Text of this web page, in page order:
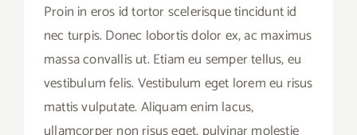
Proin in eros id tortor scelerisque tincidunt id
nec turpis. Donec lobortis dolor ex, ac maximus
massa convallis ut. Etiam eu semper tellus, eu
vestibulum felis. Vestibulum eget lorem eu risus
mattis vulputate. Aliquam enim lacus,